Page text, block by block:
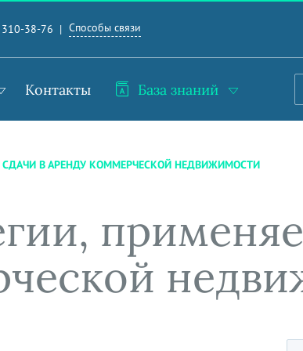
38-76 Способы связи
Контакты База знаний
В АРЕНДУ КОММЕРЧЕСКОЙ НЕДВИЖИМОСТИ